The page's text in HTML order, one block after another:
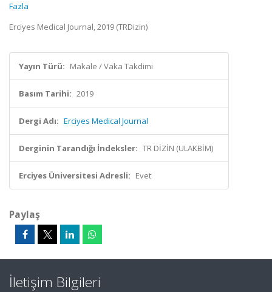
Fazla
Erciyes Medical Journal, 2019 (TRDizin)
Yayın Türü: Makale / Vaka Takdimi
Basım Tarihi: 2019
Dergi Adı: Erciyes Medical Journal
Derginin Tarandığı İndeksler: TR DİZİN (ULAKBİM)
Erciyes Üniversitesi Adresli: Evet
Paylaş
İletişim Bilgileri